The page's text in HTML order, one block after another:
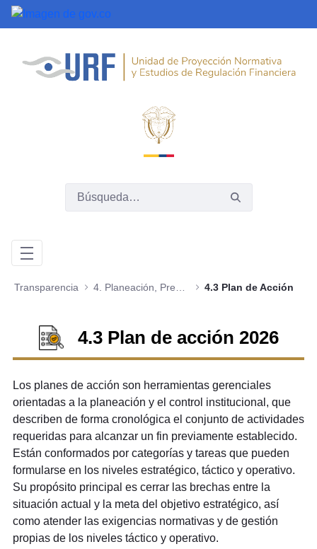
Saltar al contenido principal
Transparencia 4.3 Plan de Acción
4.3 Plan de acción 2026
Los planes de acción son herramientas gerenciales
orientadas a la planeación y el control institucional, que
describen de forma cronológica el conjunto de actividades
requeridas para alcanzar un fin previamente establecido.
Están conformados por categorías y tareas que pueden
formularse en los niveles estratégico, táctico y operativo.
Su propósito principal es cerrar las brechas entre la
situación actual y la meta del objetivo estratégico, así
como atender las exigencias normativas y de gestión
propias de los niveles táctico y operativo.